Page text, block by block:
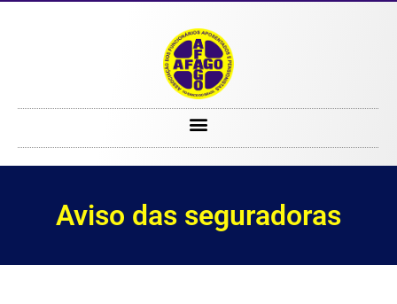
Aviso das seguradoras